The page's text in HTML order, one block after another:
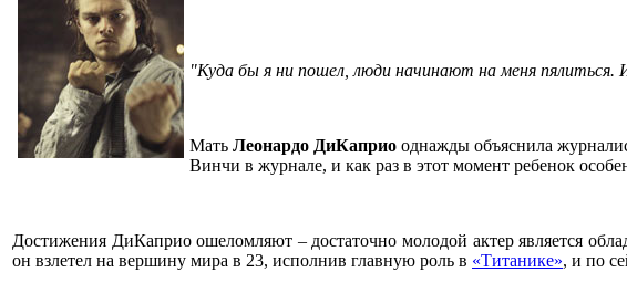
"Куда бы я ни пошел, люди начинают на меня
Мать Леонардо ДиКаприо однажды объяснила
Винчи в журнале, и как раз в этот момент ребенок
Достижения ДиКаприо ошеломляют – достаточно молодой актер является
он взлетел на вершину мира в 23, исполнив главную роль в «Титанике», и по